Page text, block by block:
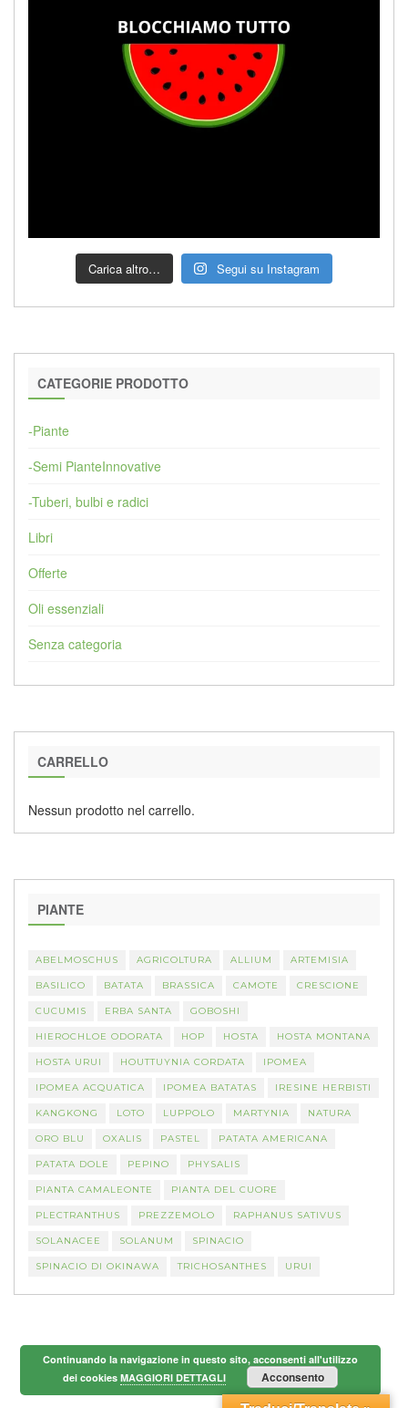
Carica altro… Segui su Instagram
CATEGORIE PRODOTTO
-Piante
-Semi PianteInnovative
-Tuberi, bulbi e radici
Libri
Offerte
Oli essenziali
Senza categoria
CARRELLO
Nessun prodotto nel carrello.
PIANTE
ABELMOSCHUS AGRICOLTURA ALLIUM ARTEMISIA
BASILICO BATATA BRASSICA CAMOTE CRESCIONE
CUCUMIS ERBA SANTA GOBOSHI
HIEROCHLOE ODORATA HOP HOSTA HOSTA MONTANA
HOSTA URUI HOUTTUYNIA CORDATA IPOMEA
IPOMEA ACQUATICA IPOMEA BATATAS IRESINE HERBISTI
KANGKONG LOTO LUPPOLO MARTYNIA NATURA
ORO BLU OXALIS PASTEL PATATA AMERICANA
PATATA DOLE PEPINO PHYSALIS
PIANTA CAMALEONTE PIANTA DEL CUORE
PLECTRANTHUS PREZZEMOLO RAPHANUS SATIVUS
SOLANACEE SOLANUM SPINACIO
SPINACIO DI OKINAWA TRICHOSANTHES URUI
Continuando la navigazione in questo sito, acconsenti all'utilizzo
dei cookiesMAGGIORI DETTAGLI Acconsento